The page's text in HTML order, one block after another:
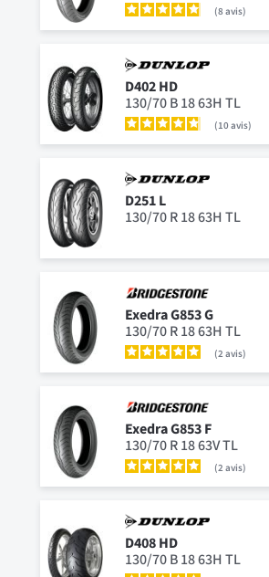
8avis
D402 HD
130/70 B 18 63H TL
10avis
D251 L
130/70 R 18 63H TL
Exedra G853 G
130/70 R 18 63H TL
2avis
Exedra G853 F
130/70 R 18 63V TL
2avis
D408 HD
130/70 B 18 63H TL